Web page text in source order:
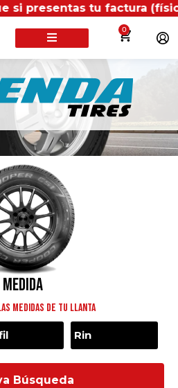
tu factura (física o
0
TU LLANTA POR:
Medida
medidas de tu llanta
Búsqueda